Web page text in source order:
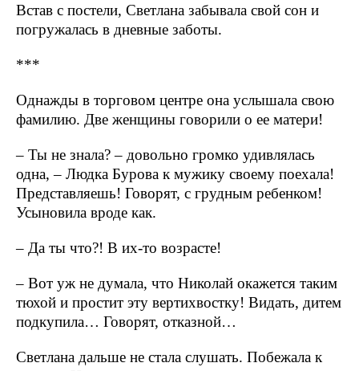
Встав с постели, Светлана забывала свой сон и
погружалась в дневные заботы.
***
Однажды в торговом центре она услышала свою
фамилию. Две женщины говорили о ее матери!
– Ты не знала? – довольно громко удивлялась
одна, – Людка Бурова к мужику своему поехала!
Представляешь! Говорят, с грудным ребенком!
Усыновила вроде как.
– Да ты что?! В их-то возрасте!
– Вот уж не думала, что Николай окажется таким
тюхой и простит эту вертихвостку! Видать, дитем
подкупила… Говорят, отказной…
Светлана дальше не стала слушать. Побежала к